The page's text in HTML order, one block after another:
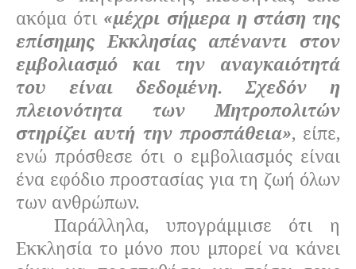
ακόμα ότι «μέχρι σήμερα η στάση της
επίσημης Εκκλησίας απέναντι στον
εμβολιασμό και την αναγκαιότητά
του είναι δεδομένη. Σχεδόν η
πλειονότητα των Μητροπολιτών
στηρίζει αυτή την προσπάθεια», είπε,
ενώ πρόσθεσε ότι ο εμβολιασμός είναι
ένα εφόδιο προστασίας για τη ζωή όλων
των ανθρώπων.
Παράλληλα, υπογράμμισε ότι η
Εκκλησία το μόνο που μπορεί να κάνει